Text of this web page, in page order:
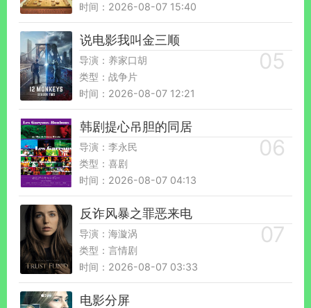
时间：2026-08-07 15:40
说电影我叫金三顺
导演：养家口胡
类型：战争片
时间：2026-08-07 12:21
韩剧提心吊胆的同居
导演：李永民
类型：喜剧
时间：2026-08-07 04:13
反诈风暴之罪恶来电
导演：海漩涡
类型：言情剧
时间：2026-08-07 03:33
电影分屏